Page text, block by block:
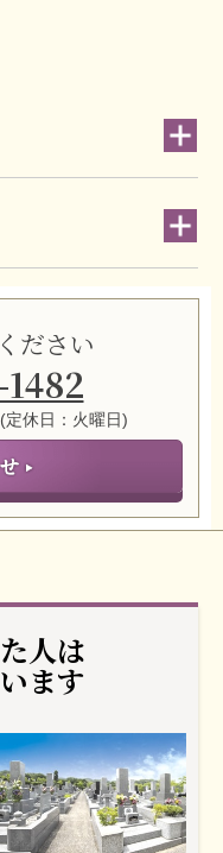
ださい
休日：火曜日)
人は
ます